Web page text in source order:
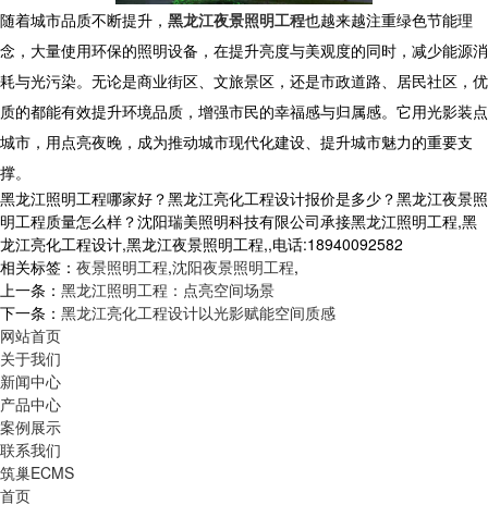
随着城市品质不断提升， 黑龙江夜景照明工程也越来越注重绿色节能理
念，大量使用环保的照明设备，在提升亮度与美观度的同时，减少能源消
耗与光污染。无论是商业街区、文旅景区，还是市政道路、居民社区，优
质的都能有效提升环境品质，增强市民的幸福感与归属感。它用光影装点
城市，用点亮夜晚，成为推动城市现代化建设、提升城市魅力的重要支
撑。
黑龙江照明工程哪家好？黑龙江亮化工程设计报价是多少？黑龙江夜景照
明工程质量怎么样？沈阳瑞美照明科技有限公司承接黑龙江照明工程,黑
龙江亮化工程设计,黑龙江夜景照明工程,,电话:18940092582
相关标签： 夜景照明工程,沈阳夜景照明工程,
上一条： 黑龙江照明工程：点亮空间场景
下一条： 黑龙江亮化工程设计以光影赋能空间质感
网站首页
关于我们
新闻中心
产品中心
案例展示
联系我们
筑巢ECMS
首页